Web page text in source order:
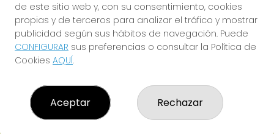
Imagen anterior
LOTERÍA MARTÍN MESA
Resultados
Contacto
Empresas
de este sitio web y, con su consentimiento, cookies
propias y de terceros para analizar el tráfico y mostrar
publicidad según sus hábitos de navegación. Puede
CONFIGURAR sus preferencias o consultar la Política de
Cookies AQUÍ.
Aceptar Rechazar